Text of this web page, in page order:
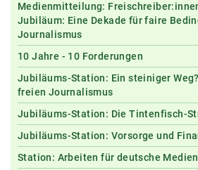
Medienmitteilung:
Jubiläum: Eine Dekade für faire
Journalismus
10 Jahre - 10 Forderungen
Jubiläums-Station: Ein steiniger
freien Journalismus
Jubiläums-Station: Die Tintenfisch-
Jubiläums-Station: Vorsorge und
Station: Arbeiten für deutsche